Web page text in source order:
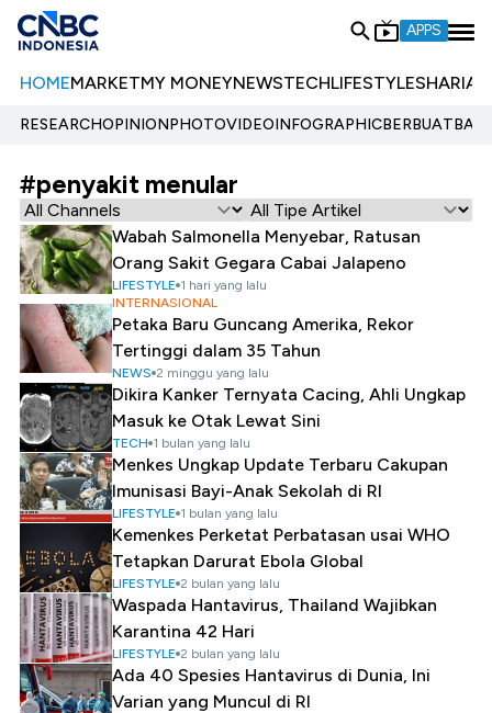
APPS
HOMEMARKETMY MONEYNEWSTECHLIFESTYLESHARIA
RESEARCHOPINIONPHOTOVIDEOINFOGRAPHIC
#penyakit menular
Wabah Salmonella Menyebar, Ratusan
Orang Sakit Gegara Cabai Jalapeno
LIFESTYLE 1 hari yang lalu
INTERNASIONAL
Petaka Baru Guncang Amerika, Rekor
Tertinggi dalam 35 Tahun
NEWS 2 minggu yang lalu
Dikira Kanker Ternyata Cacing, Ahli Ungkap
Masuk ke Otak Lewat Sini
TECH 1 bulan yang lalu
Menkes Ungkap Update Terbaru Cakupan
Imunisasi Bayi-Anak Sekolah di RI
LIFESTYLE 1 bulan yang lalu
Kemenkes Perketat Perbatasan usai WHO
Tetapkan Darurat Ebola Global
LIFESTYLE 2 bulan yang lalu
Waspada Hantavirus, Thailand Wajibkan
Karantina 42 Hari
LIFESTYLE 2 bulan yang lalu
Ada 40 Spesies Hantavirus di Dunia, Ini
Varian yang Muncul di RI